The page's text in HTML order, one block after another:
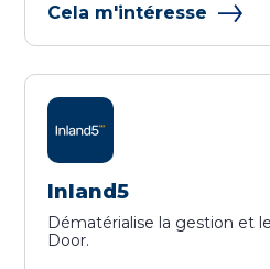
Cela m'intéresse
Inland5
Dématérialise la gestion et
Door.